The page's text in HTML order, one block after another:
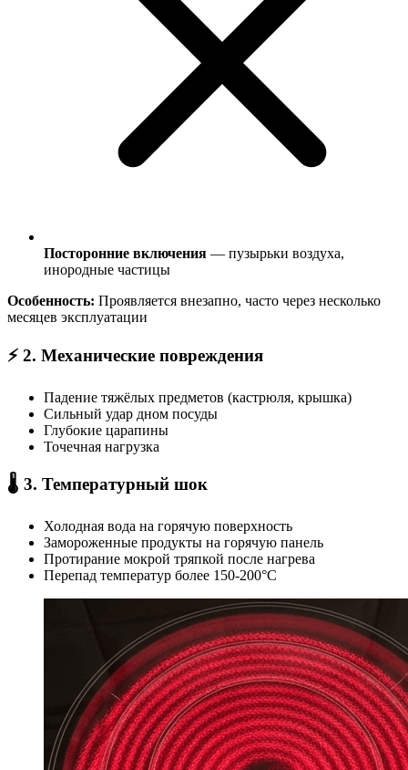
Посторонние включения — пузырьки воздуха,
инородные частицы
Особенность: Проявляется внезапно, часто через несколько
месяцев эксплуатации
⚡ 2. Механические повреждения
Падение тяжёлых предметов (кастрюля, крышка)
Сильный удар дном посуды
Глубокие царапины
Точечная нагрузка
🌡️ 3. Температурный шок
Холодная вода на горячую поверхность
Замороженные продукты на горячую панель
Протирание мокрой тряпкой после нагрева
Перепад температур более 150-200°C